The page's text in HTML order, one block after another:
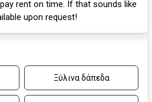
rent on time. If that sounds like
upon request!
Ξύλινα δάπεδα